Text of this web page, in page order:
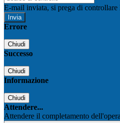
E-mail inviata, si prega di controllare
Errore
Chiudi
Successo
Chiudi
Informazione
Chiudi
Attendere...
Attendere il completamento